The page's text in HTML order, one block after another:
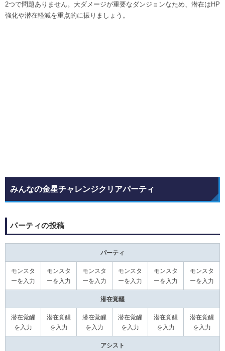
2つで問題ありません。大ダメージが重要なダンジョンなため、潜在はHP
強化や潜在軽減を重点的に振りましょう。
みんなの金星チャレンジクリアパーティ
パーティの投稿
パーティ
モンスタ
ーを入力
モンスタ
ーを入力
モンスタ
ーを入力
モンスタ
ーを入力
モンスタ
ーを入力
モンスタ
ーを入力
潜在覚醒
潜在覚醒
を入力
潜在覚醒
を入力
潜在覚醒
を入力
潜在覚醒
を入力
潜在覚醒
を入力
潜在覚醒
を入力
アシスト